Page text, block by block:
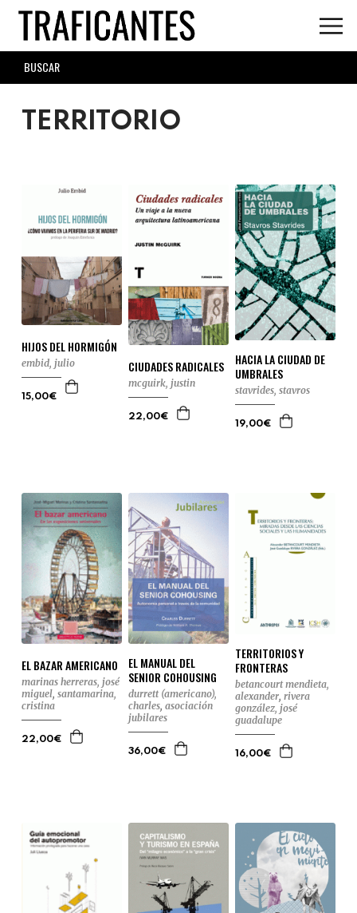
Skip
main
content
SEARCH
FORM
TERRITORIO
HIJOS DEL HORMIGÓN
embid, julio
15,00€
CIUDADES RADICALES
mcguirk, justin
22,00€
HACIA LA CIUDAD DE
UMBRALES
stavrides, stavros
19,00€
EL BAZAR AMERICANO
marinas herreras, josé
miguel, santamarina,
cristina
22,00€
EL MANUAL DEL
SENIOR COHOUSING
durrett (americano),
charles, asociación
jubilares
36,00€
TERRITORIOS Y
FRONTERAS
betancourt mendieta,
alexander, rivera
gonzález, josé
guadalupe
16,00€